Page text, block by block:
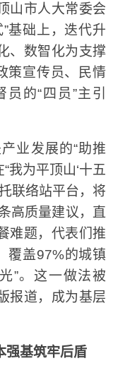
市人大常委会
基础上，迭代升
、数智化为支撑
策宣传员、民情
的“四员”主引
业发展的“助推
我为平顶山‘十五
联络站平台，将
高质量建议，直
难题，代表们推
覆盖97%的城镇
”。这一做法被
报道，成为基层
强基筑牢后盾